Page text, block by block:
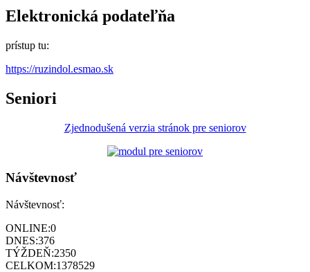
Elektronická podateľňa
prístup tu:
https://ruzindol.esmao.sk
Seniori
Zjednodušená verzia stránok pre seniorov
Návštevnosť
Návštevnosť:
ONLINE:0
DNES:376
TÝŽDEŇ:2350
CELKOM:1378529